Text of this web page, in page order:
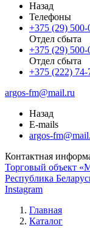
Назад
Телефоны
+375 (29) 500-
Отдел сбыта
+375 (29) 500-
Отдел сбыта
+375 (222) 74-
argos-fm@mail.ru
Назад
E-mails
argos-
Контактная
Торговый объект
Республика
Instagram
Главная
Каталог